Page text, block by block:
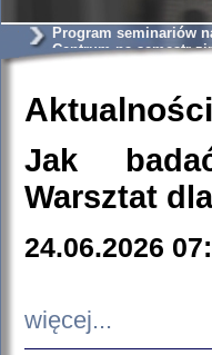
Program seminariów
Centrum na semestr
Aktualności
Jak
Warsztat
24.06.2026
więcej...